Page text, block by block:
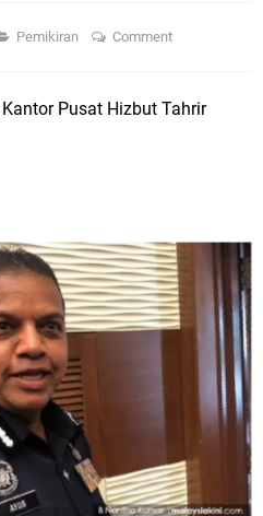
Pemikiran Comment
Pusat Hizbut Tahrir